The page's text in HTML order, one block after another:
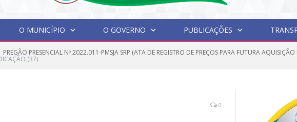
O MUNICÍPIO O GOVERNO PUBLICAÇÕES
PREGÃO PRESENCIAL Nº 2022.011-PMSJA SRP (ATA DE REGISTRO DE PREÇOS PARA FUTURA
(37)
0